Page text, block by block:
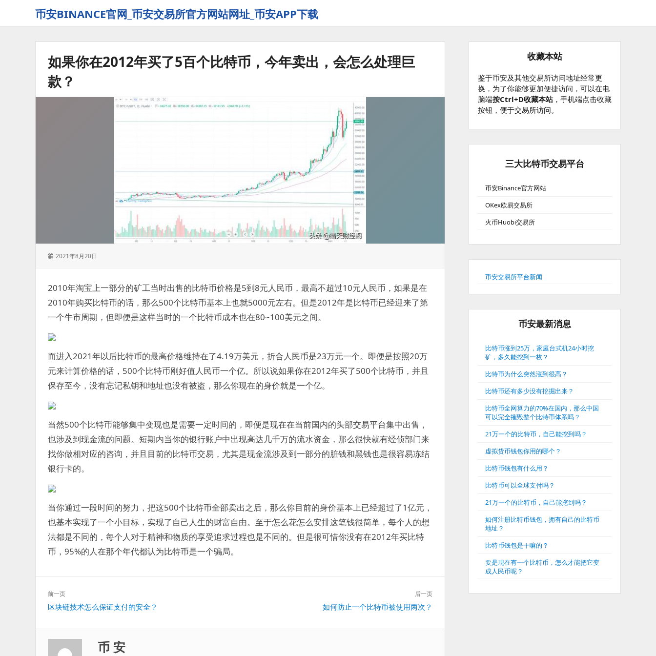
币安BINANCE官网_币安交易所官方网站网址_币安APP下载
如果你在2012年买了5百个比特币，今年卖出，会怎么处理巨
款？
发
2021年8月20日
2010年淘宝上一部分的矿工当时出售的比特币价格是5到8元人民币，最高不超过10元人民币，如果是在
2010年购买比特币的话，那么500个比特币基本上也就5000元左右。但是2012年是比特币已经迎来了第
一个牛市周期，但即便是这样当时的一个比特币成本也在80~100美元之间。
而进入2021年以后比特币的最高价格维持在了4.19万美元，折合人民币是23万元一个。即便是按照20万
元来计算价格的话，500个比特币刚好值人民币一个亿。所以说如果你在2012年买了500个比特币，并且
保存至今，没有忘记私钥和地址也没有被盗，那么你现在的身价就是一个亿。
当然500个比特币能够集中变现也是需要一定时间的，即便是现在在当前国内的头部交易平台集中出售，
也涉及到现金流的问题。短期内当你的银行账户中出现高达几千万的流水资金，那么很快就有经侦部门来
找你做相对应的咨询，并且目前的比特币交易，尤其是现金流涉及到一部分的脏钱和黑钱也是很容易冻结
银行卡的。
当你通过一段时间的努力，把这500个比特币全部卖出之后，那么你目前的身价基本上已经超过了1亿元，
也基本实现了一个小目标，实现了自己人生的财富自由。至于怎么花怎么安排这笔钱很简单，每个人的想
法都是不同的，每个人对于精神和物质的享受追求过程也是不同的。但是很可惜你没有在2012年买比特
币，95%的人在那个年代都认为比特币是一个骗局。
文
章
导
航
前一页
上
篇：
区块链技术怎么保证支付的安全？
后一页
篇：
如何防止一个比特币被使用两次？
币 安
收藏本站
鉴于币安及其他交易所访问地址经常更
换，为了你能够更加便捷访问，可以在电
脑端按Ctrl+D收藏本站，手机端点击收藏
按钮，便于交易所访问。
三大比特币交易平台
币安Binance官方网站
OKex欧易交易所
火币Huobi交易所
币安交易所平台新闻
币安最新消息
比特币涨到25万，家庭台式机24小时挖
矿，多久能挖到一枚？
比特币为什么突然涨到很高？
比特币还有多少没有挖掘出来？
比特币全网算力的70%在国内，那么中国
可以完全摧毁整个比特币体系吗？
21万一个的比特币，自己能挖到吗？
虚拟货币钱包你用的哪个？
比特币钱包有什么用？
比特币可以全球支付吗？
21万一个的比特币，自己能挖到吗？
如何注册比特币钱包，拥有自己的比特币
地址？
比特币钱包是干嘛的？
要是现在有一个比特币，怎么才能把它变
成人民币呢？